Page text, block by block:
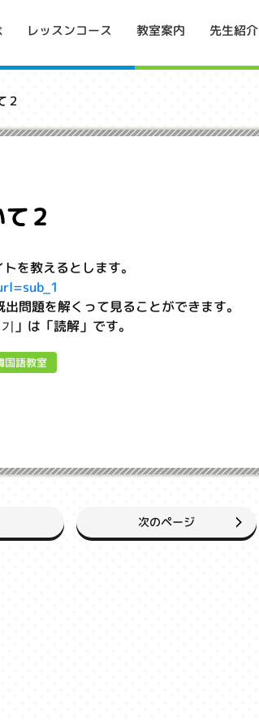
レッスンコース 教室案内 先生紹介
２
２
を教えるとします。
問題を解くって見ることができます。
」は「読解」です。
語教室
次のページ